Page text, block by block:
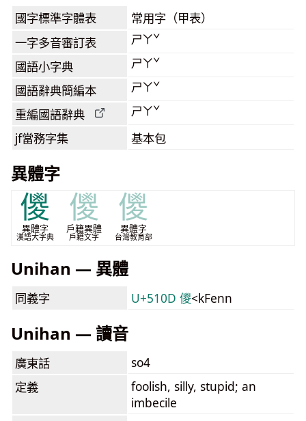
國字標準字體表 常用字（甲表）
一字多音審訂表 ㄕㄚˇ
國語小字典 ㄕㄚˇ
國語辭典簡編本 ㄕㄚˇ
重編國語辭典 ㄕㄚˇ
jf當務字集 基本包
異體字
儍
異體字
漢語大字典
儍
戶籍異體
戶籍文字
儍
異體字
台灣教育部
Unihan — 異體
同義字 U+510D 儍<kFenn
Unihan — 讀音
廣東話
so4
定義
foolish, silly, stupid; an
imbecile